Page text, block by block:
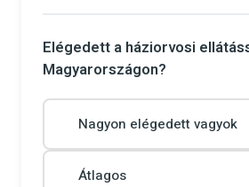
Elégedett a háziorvosi
Magyarországon?
Nagyon elégedett vagyok
Átlagos